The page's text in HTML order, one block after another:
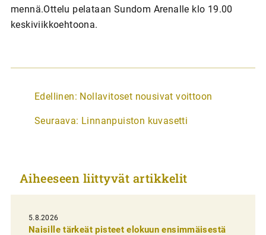
mennä.Ottelu pelataan Sundom Arenalle klo 19.00
keskiviikkoehtoona.
A
t
k
e
l
Edellinen: Nollavitoset nousivat voittoon
Seuraava: Linnanpuiston kuvasetti
Aiheeseen liittyvät artikkelit
5.8.2026
Naisille tärkeät pisteet elokuun ensimmäisestä